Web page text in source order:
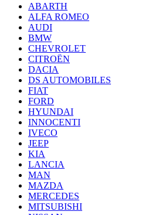
ABARTH
ALFA ROMEO
AUDI
BMW
CHEVROLET
CITROËN
DACIA
DS AUTOMOBILES
FIAT
FORD
HYUNDAI
INNOCENTI
IVECO
JEEP
KIA
LANCIA
MAN
MAZDA
MERCEDES
MITSUBISHI